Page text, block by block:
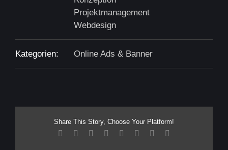
Projektmanagement
Webdesign
Kategorien: Online Ads & Banner
Share This Story, Choose Your Platform!
Facebook Reddit LinkedIn
TumblrPinterest